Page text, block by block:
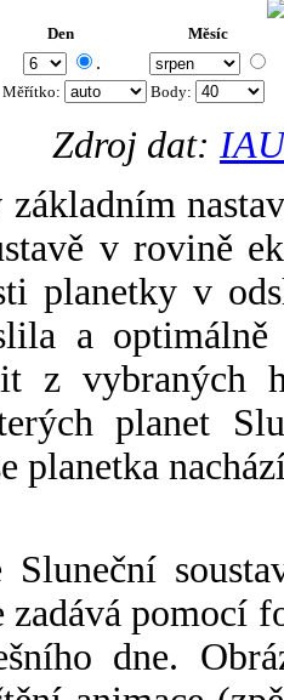
Den Měsíc
.
Měřítko: Body:
Zdroj dat:
v rovině
planetky v
a
z vybraných
planet
planetka
Sluneční
zadává pomocí
dne.